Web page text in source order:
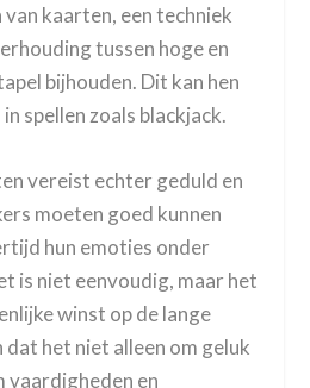
kaarten, een techniek
tussen hoge en
bijhouden. Dit kan hen
spellen zoals blackjack.
vereist echter geduld en
moeten goed kunnen
hun emoties onder
is niet eenvoudig, maar het
winst op de lange
het niet alleen om geluk
vaardigheden en